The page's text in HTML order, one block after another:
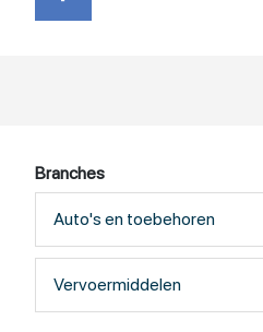
Branches
Auto's en toebehoren
Vervoermiddelen